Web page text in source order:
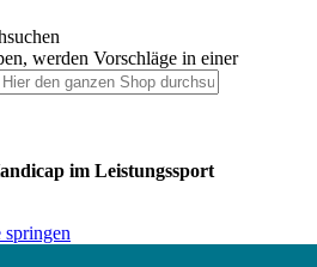
werden Vorschläge in einer
im Leistungssport